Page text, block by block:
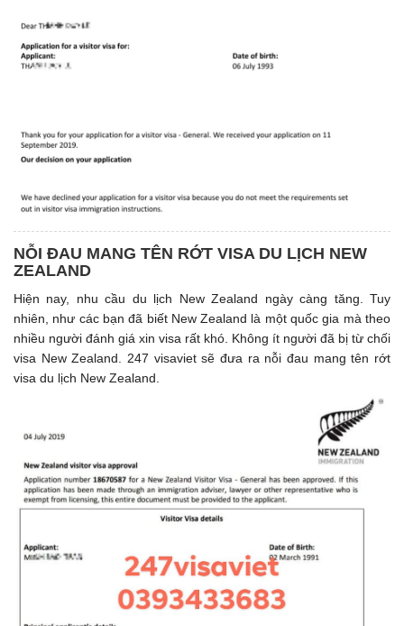
NỖI ĐAU MANG TÊN RỚT VISA DU LỊCH NEW
ZEALAND
Hiện nay, nhu cầu du lịch New Zealand ngày càng tăng. Tuy
nhiên, như các bạn đã biết New Zealand là một quốc gia mà theo
nhiều người đánh giá xin visa rất khó. Không ít người đã bị từ chối
visa New Zealand. 247 visaviet sẽ đưa ra nỗi đau mang tên rớt
visa du lịch New Zealand.